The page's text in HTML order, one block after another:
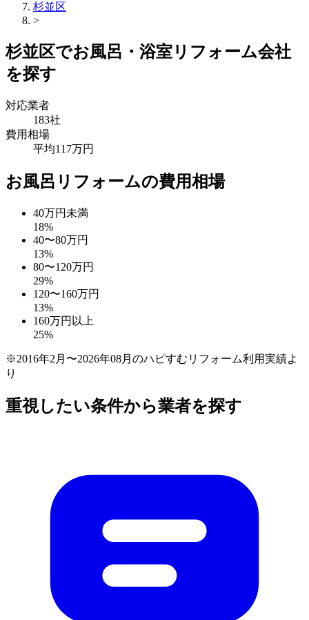
杉並区
>
杉並区でお風呂・浴室リフォーム会社
を探す
対応業者
183社
費用相場
平均117万円
お風呂リフォームの費用相場
40万円未満
18%
40〜80万円
13%
80〜120万円
29%
120〜160万円
13%
160万円以上
25%
※2016年2月〜2026年08月のハピすむリフォーム利用実績よ
り
重視したい条件から業者を探す